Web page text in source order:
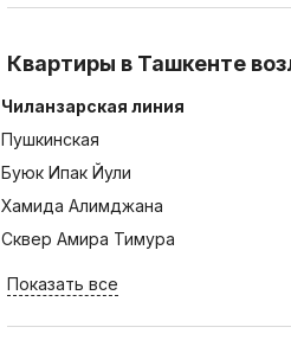
Квартиры в Ташкенте
Чиланзарская линия
Пушкинская
Буюк Ипак Йули
Хамида Алимджана
Сквер Амира Тимура
Показать все